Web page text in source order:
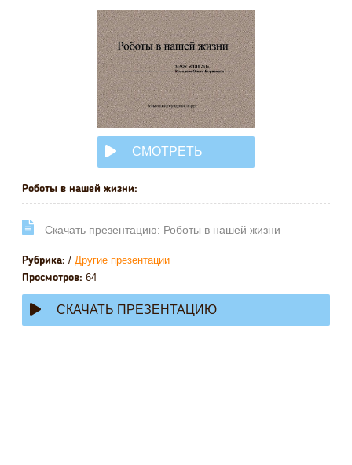
СМОТРЕТЬ
Роботы в нашей жизни:
Cкачать презентацию: Роботы в нашей жизни
Рубрика: / Другие презентации
Просмотров: 64
СКАЧАТЬ ПРЕЗЕНТАЦИЮ